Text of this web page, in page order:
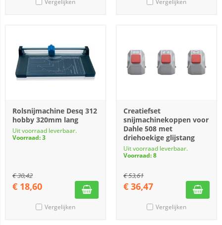
Vergelijken Vergelijken
Rolsnijmachine Desq 312
hobby 320mm lang
Uit voorraad leverbaar.
Voorraad: 3
€30,42
€ 18,60
Vergelijken
Creatiefset
snijmachinekoppen voor
Dahle 508 met
driehoekige glijstang
Uit voorraad leverbaar.
Voorraad: 8
€53,61
€ 36,47
Vergelijken